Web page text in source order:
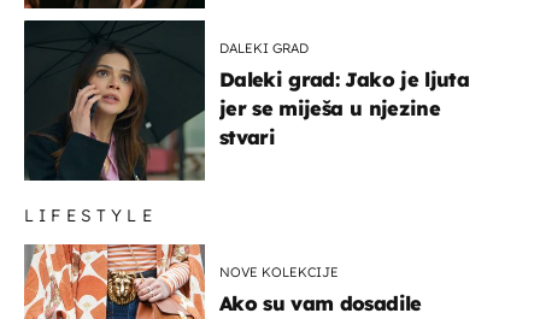
DALEKI GRAD
Daleki grad: Jako je ljuta
jer se miješa u njezine
stvari
LIFESTYLE
NOVE KOLEKCIJE
Ako su vam dosadile